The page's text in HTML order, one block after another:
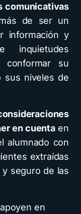
comunicativas
de ser un
información y
inquietudes
conformar su
sus niveles de
en cuentaen
alumnado con
extraídas
y seguro de las
en